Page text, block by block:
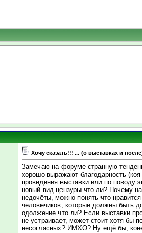
Хочу сказать!!! ... (о выставках и
Замечаю на форуме странную
хорошо выражают благодарность (коя
проведения выставки или по поводу
новый вид цензуры что ли? Почему
недочёты, можно понять что
человечиков, которые должны быть
одолжение что ли? Если выставки
не устраивает, может стоит хотя бы
несогласных? ИМХО? Ну ещё бы,